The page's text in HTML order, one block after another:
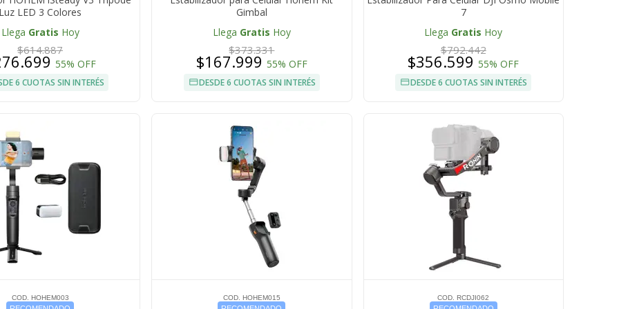
LED 3 Colores
Llega Gratis Hoy
$614.887
55% OFF
6 CUOTAS SIN INTERÉS
Gimbal
Llega Gratis Hoy
$373.331
$167.999 55% OFF
DESDE 6 CUOTAS SIN INTERÉS
7
Llega Gratis Hoy
$792.442
$356.59955% OFF
DESDE 6 CUOTAS SIN INTERÉS
COD. HOHEM003 COD. HOHEM015 COD. RCDJI062